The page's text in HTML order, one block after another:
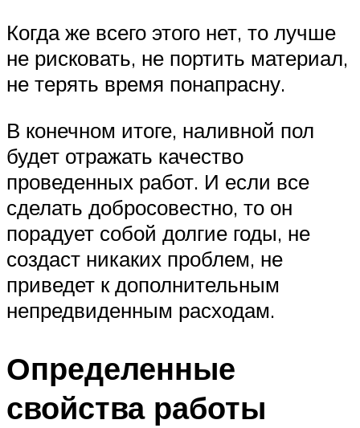
Когда же всего этого нет, то лучше
не рисковать, не портить материал,
не терять время понапрасну.
В конечном итоге, наливной пол
будет отражать качество
проведенных работ. И если все
сделать добросовестно, то он
порадует собой долгие годы, не
создаст никаких проблем, не
приведет к дополнительным
непредвиденным расходам.
Определенные
свойства работы